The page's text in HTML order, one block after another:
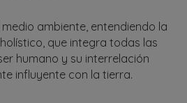
ambiente, entendiendo la
que integra todas las
humano y su interrelación
influyente con la tierra.